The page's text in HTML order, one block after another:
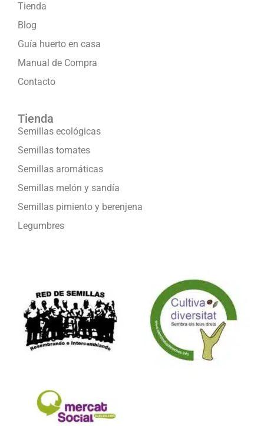
Tienda
Blog
Guía huerto en casa
Manual de Compra
Contacto
Tienda
Semillas ecológicas
Semillas tomates
Semillas aromáticas
Semillas melón y sandía
Semillas pimiento y berenjena
Legumbres